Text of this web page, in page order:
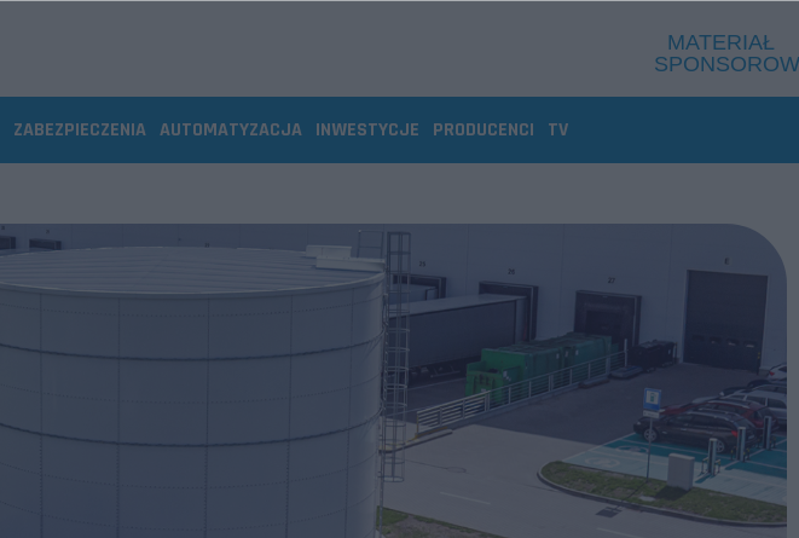
ZABEZPIECZENIA AUTOMATYZACJA INWESTYCJE PRODUCENCI TV